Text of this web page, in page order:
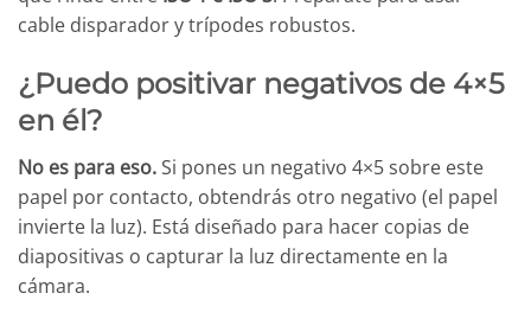
cable disparador y trípodes robustos.
¿Puedo positivar negativos de 4×5
en él?
No es para eso.Si pones un negativo 4×5 sobre este
papel por contacto, obtendrás otro negativo (el papel
invierte la luz). Está diseñado para hacer copias de
diapositivas o capturar la luz directamente en la
cámara.